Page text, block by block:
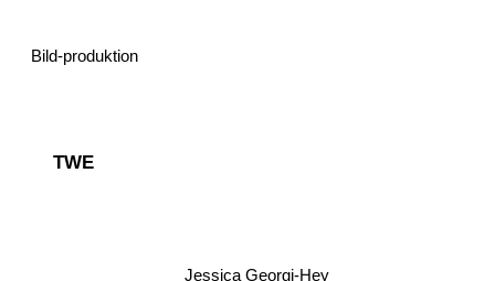
Bild-produktion
TWE
Jessica Georgi-Hey